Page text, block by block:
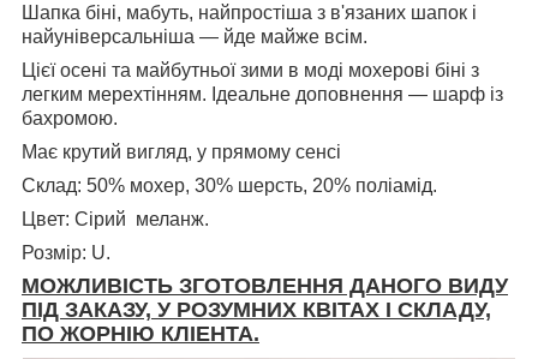
Шапка біні, мабуть, найпростіша з в'язаних шапок і
найуніверсальніша — йде майже всім.
Цієї осені та майбутньої зими в моді мохерові біні з
легким мерехтінням. Ідеальне доповнення — шарф із
бахромою.
Має крутий вигляд, у прямому сенсі
Склад: 50% мохер, 30% шерсть, 20% поліамід.
Цвет: Сірий меланж.
Розмір: U.
МОЖЛИВІСТЬ ЗГОТОВЛЕННЯ ДАНОГО ВИДУ
ПІД ЗАКАЗУ, У РОЗУМНИХ КВІТАХ І СКЛАДУ,
ПО ЖОРНІЮ КЛІЕНТА.